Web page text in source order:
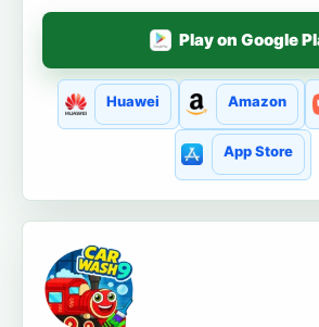
Play on Google
Huawei Amazon
App Store